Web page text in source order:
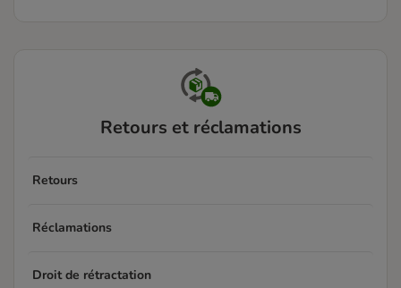
Retours et réclamations
Retours
Réclamations
Droit de rétractation